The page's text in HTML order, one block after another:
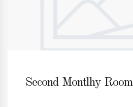
Second Montlhy Room